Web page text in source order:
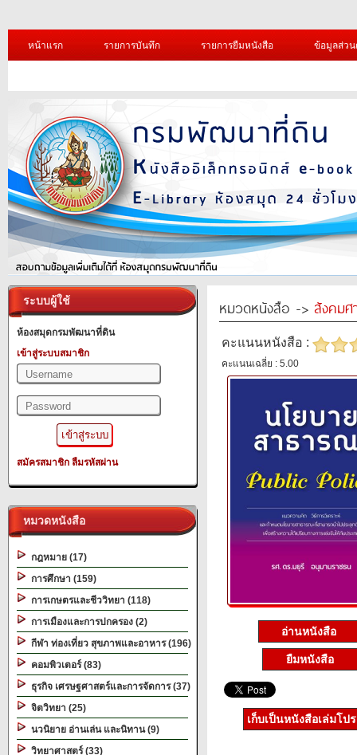
หน้าแรก รายการบันทึก รายการยืมหนังสือ ข้อมูลส่ว
ระบบผู้ใช้
ห้องสมุดกรมพัฒนาที่ดิน
เข้าสู่ระบบสมาชิก
สมัครสมาชิก ลืมรหัสผ่าน
หมวดหนังสือ
กฎหมาย (17)
การศึกษา (159)
การเกษตรและชีววิทยา (118)
การเมืองและการปกครอง (2)
กีฬา ท่องเที่ยว สุขภาพและอาหาร (196)
คอมพิวเตอร์ (83)
ธุรกิจ เศรษฐศาสตร์และการจัดการ (37)
จิตวิทยา (25)
นวนิยาย อ่านเล่น และนิทาน (9)
วิทยาศาสตร์ (33)
หมวดหนังสือ -> สังคมศ
คะแนนหนังสือ :
คะแนนเฉลี่ย : 5.00
อ่านหนังสือ
ยืมหนังสือ
เก็บเป็นหนังสือเล่มโป